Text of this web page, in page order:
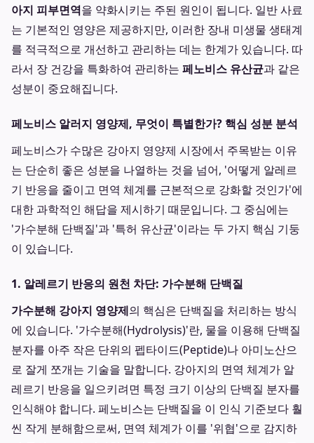
아지 피부면역을 약화시키는 주된 원인이 됩니다. 일반 사료
는 기본적인 영양은 제공하지만, 이러한 장내 미생물 생태계
를 적극적으로 개선하고 관리하는 데는 한계가 있습니다. 따
라서 장 건강을 특화하여 관리하는 페노비스 유산균과 같은
성분이 중요해집니다.
페노비스 알러지 영양제, 무엇이 특별한가? 핵심 성분 분석
페노비스가 수많은 강아지 영양제 시장에서 주목받는 이유
는 단순히 좋은 성분을 나열하는 것을 넘어, '어떻게 알레르
기 반응을 줄이고 면역 체계를 근본적으로 강화할 것인가'에
대한 과학적인 해답을 제시하기 때문입니다. 그 중심에는
'가수분해 단백질'과 '특허 유산균'이라는 두 가지 핵심 기둥
이 있습니다.
1. 알레르기 반응의 원천 차단: 가수분해 단백질
가수분해 강아지 영양제의 핵심은 단백질을 처리하는 방식
에 있습니다. '가수분해(Hydrolysis)'란, 물을 이용해 단백질
분자를 아주 작은 단위의 펩타이드(Peptide)나 아미노산으
로 잘게 쪼개는 기술을 말합니다. 강아지의 면역 체계가 알
레르기 반응을 일으키려면 특정 크기 이상의 단백질 분자를
인식해야 합니다. 페노비스는 단백질을 이 인식 기준보다 훨
씬 작게 분해함으로써, 면역 체계가 이를 '위협'으로 감지하